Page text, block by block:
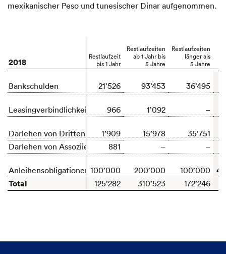
mexikanischer Peso und tunesischer Dinar aufgenommen.
Restlaufzeit
bis 1 Jahr
Restlaufzeiten
ab 1 Jahr bis
5 Jahre
Restlaufzeiten
länger als
5 Jahre
21’526 93’453 36’495
966 1’092 –
1’909 15’978 35’751
881 – –
100’000 200’000 100’000
125’282 310’523 172’246
2018
Bankschulden
Leasingverbindlichkeiten
Darlehen von Dritten
Darlehen von Assoziierten
Anleihensobligationen
Total